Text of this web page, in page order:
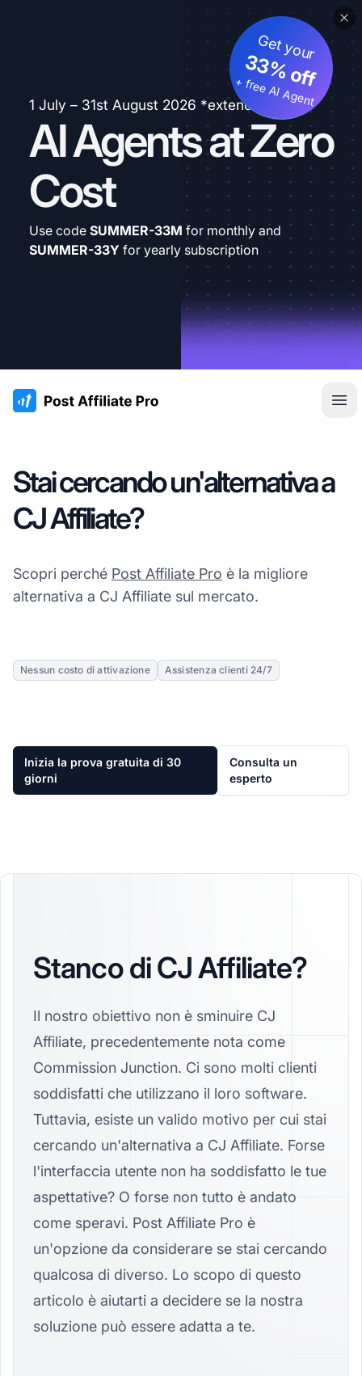
1 July – 31st August 2026 *extended
AI Agents at Zero
Cost
Get your
33% off
+ free AI Agent
Use code SUMMER-33M for monthly and
SUMMER-33Y for yearly subscription
:site.title
Stai cercando un'alternativa a
CJ Affiliate?
Scopri perché Post Affiliate Pro è la migliore
alternativa a CJ Affiliate sul mercato.
Nessun costo di attivazione Assistenza clienti 24/7
Inizia la prova gratuita di 30
giorni
Consulta un
esperto
Stanco di CJ Affiliate?
Il nostro obiettivo non è sminuire CJ
Affiliate, precedentemente nota come
Commission Junction. Ci sono molti clienti
soddisfatti che utilizzano il loro software.
Tuttavia, esiste un valido motivo per cui stai
cercando un'alternativa a CJ Affiliate. Forse
l'interfaccia utente non ha soddisfatto le tue
aspettative? O forse non tutto è andato
come speravi. Post Affiliate Pro è
un'opzione da considerare se stai cercando
qualcosa di diverso. Lo scopo di questo
articolo è aiutarti a decidere se la nostra
soluzione può essere adatta a te.